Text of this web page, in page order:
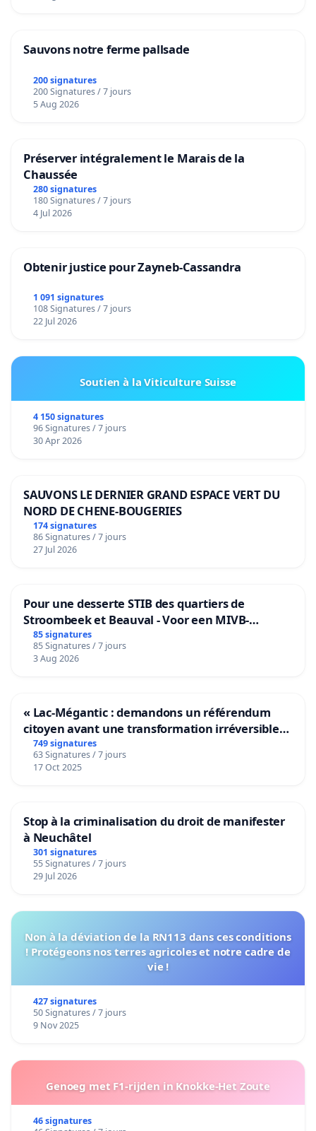
Sauvons notre ferme pallsade
200 signatures
200 Signatures / 7 jours
5 Aug 2026
Préserver intégralement le Marais de la
Chaussée
280 signatures
180 Signatures / 7 jours
4 Jul 2026
Obtenir justice pour Zayneb-Cassandra
1 091 signatures
108 Signatures / 7 jours
22 Jul 2026
Soutien à la Viticulture Suisse
4 150 signatures
96 Signatures / 7 jours
30 Apr 2026
SAUVONS LE DERNIER GRAND ESPACE VERT DU
NORD DE CHENE-BOUGERIES
174 signatures
86 Signatures / 7 jours
27 Jul 2026
Pour une desserte STIB des quartiers de
Stroombeek et Beauval - Voor een MIVB-
bediening van de wijken Strombeek en Het
Voor
85 signatures
85 Signatures / 7 jours
3 Aug 2026
« Lac-Mégantic : demandons un référendum
citoyen avant une transformation irréversible
de notre territoire »
749 signatures
63 Signatures / 7 jours
17 Oct 2025
Stop à la criminalisation du droit de manifester
à Neuchâtel
301 signatures
55 Signatures / 7 jours
29 Jul 2026
Non à la déviation de la RN113 dans ces conditions
! Protégeons nos terres agricoles et notre cadre de
vie !
427 signatures
50 Signatures / 7 jours
9 Nov 2025
Genoeg met F1-rijden in Knokke-Het Zoute
46 signatures